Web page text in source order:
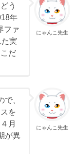
にゃんこ先生
う
年
ファ
実
だ
にゃんこ先生
、
を
月
が異